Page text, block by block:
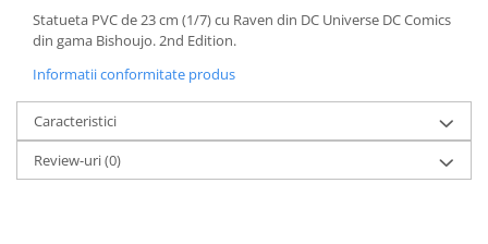
Lord of The Rings
Naruto Shippuden
Sailor Moon
Harry Potter
Star Trek
Fallout
Statueta PVC de 23 cm (1/7) cu Raven din DC Universe DC Comics
din gama Bishoujo. 2nd Edition.
Informatii conformitate produs
Caracteristici
Review-uri(0)